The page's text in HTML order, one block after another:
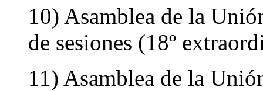
10) Asamblea de la
de sesiones (18º
11) Asamblea de la